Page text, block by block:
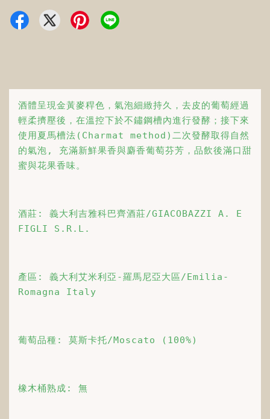
酒體呈現金黃麥稈色，氣泡細緻持久，去皮的葡萄經過
輕柔擠壓後，在溫控下於不鏽鋼槽內進行發酵；接下來
使用夏馬槽法(Charmat method)二次發酵取得自然
的氣泡, 充滿新鮮果香與麝香葡萄芬芳，品飲後滿口甜
蜜與花果香味。
酒莊: 義大利吉雅科巴齊酒莊/GIACOBAZZI A. E
FIGLI S.R.L.
產區: 義大利艾米利亞-羅馬尼亞大區/Emilia-
Romagna Italy
葡萄品種: 莫斯卡托/Moscato (100%)
橡木桶熟成: 無